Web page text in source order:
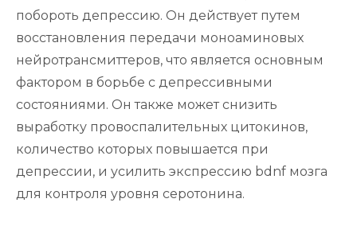
побороть депрессию. Он действует путем
восстановления передачи моноаминовых
нейротрансмиттеров, что является основным
фактором в борьбе с депрессивными
состояниями. Он также может снизить
выработку провоспалительных цитокинов,
количество которых повышается при
депрессии, и усилить экспрессию bdnf мозга
для контроля уровня серотонина.